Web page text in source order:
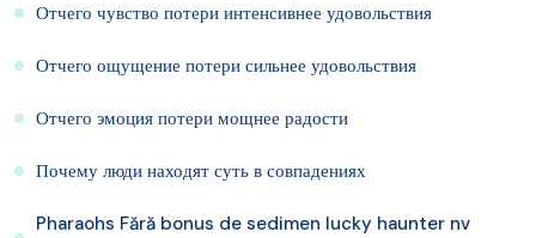
Отчего чувство потери интенсивнее удовольствия
Отчего ощущение потери сильнее удовольствия
Отчего эмоция потери мощнее радости
Почему люди находят суть в совпадениях
Pharaohs Fără bonus de sedimen lucky haunter nv